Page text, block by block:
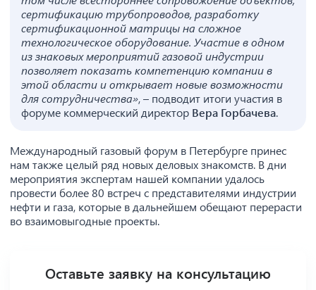
сертификацию трубопроводов, разработку
сертификационной матрицы на сложное
технологическое оборудование. Участие в одном
из знаковых мероприятий газовой индустрии
позволяет показать компетенцию компании в
этой области и открывает новые возможности
для сотрудничества», – подводит итоги участия в
форуме коммерческий директор Вера Горбачева.
Международный газовый форум в Петербурге принес
нам также целый ряд новых деловых знакомств. В дни
мероприятия экспертам нашей компании удалось
провести более 80 встреч с представителями индустрии
нефти и газа, которые в дальнейшем обещают перерасти
во взаимовыгодные проекты.
Оставьте заявку на консультацию